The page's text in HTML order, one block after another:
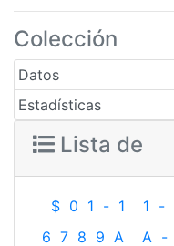
Colección
Datos
Estadísticas
Lista de
$ 0 1 - 1 1 -
6 7 8 9 A A -